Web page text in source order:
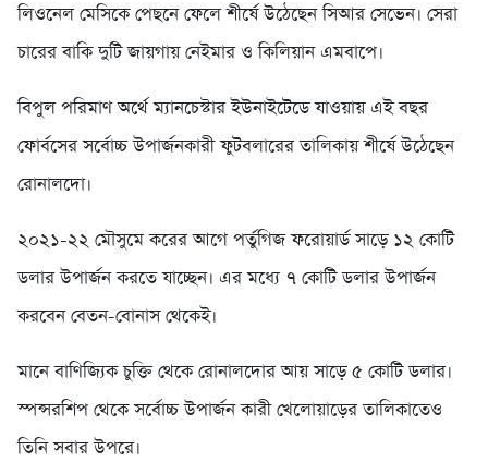
লিওনেল মেসিকে পেছনে ফেলে শীর্ষে উঠেছেন সিআর সেভেন। সেরা
চারের বাকি দুটি জায়গায় নেইমার ও কিলিয়ান এমবাপে।
বিপুল পরিমাণ অর্থে ম্যানচেস্টার ইউনাইটেডে যাওয়ায় এই বছর
ফোর্বসের সর্বোচ্চ উপার্জনকারী ফুটবলারের তালিকায় শীর্ষে উঠেছেন
রোনালদো।
২০২১-২২ মৌসুমে করের আগে পর্তুগিজ ফরোয়ার্ড সাড়ে ১২ কোটি
ডলার উপার্জন করতে যাচ্ছেন। এর মধ্যে ৭ কোটি ডলার উপার্জন
করবেন বেতন-বোনাস থেকেই।
মানে বাণিজ্যিক চুক্তি থেকে রোনালদোর আয় সাড়ে ৫ কোটি ডলার।
স্পন্সরশিপ থেকে সর্বোচ্চ উপার্জন কারী খেলোয়াড়ের তালিকাতেও
তিনি সবার উপরে।